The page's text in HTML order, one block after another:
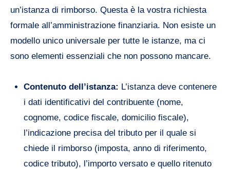
un’istanza di rimborso. Questa è la vostra richiesta
formale all’amministrazione finanziaria. Non esiste un
modello unico universale per tutte le istanze, ma ci
sono elementi essenziali che non possono mancare.
Contenuto dell’istanza: L’istanza deve contenere
i dati identificativi del contribuente (nome,
cognome, codice fiscale, domicilio fiscale),
l’indicazione precisa del tributo per il quale si
chiede il rimborso (imposta, anno di riferimento,
codice tributo), l’importo versato e quello ritenuto